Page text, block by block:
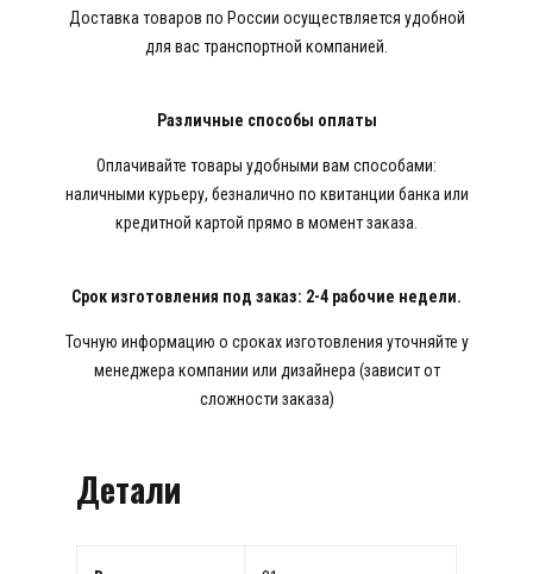
Доставка товаров по России осуществляется удобной
для вас транспортной компанией.
Различные способы оплаты
Оплачивайте товары удобными вам способами:
наличными курьеру, безналично по квитанции банка или
кредитной картой прямо в момент заказа.
Срок изготовления под заказ: 2-4 рабочие недели.
Точную информацию о сроках изготовления уточняйте у
менеджера компании или дизайнера (зависит от
сложности заказа)
Детали